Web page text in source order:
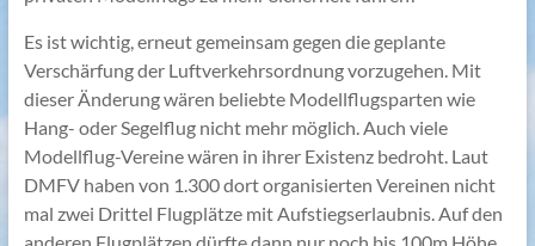
Es ist wichtig, erneut gemeinsam gegen die geplante
Verschärfung der Luftverkehrsordnung vorzugehen. Mit
dieser Änderung wären beliebte Modellflugsparten wie
Hang- oder Segelflug nicht mehr möglich. Auch viele
Modellflug-Vereine wären in ihrer Existenz bedroht. Laut
DMFV haben von 1.300 dort organisierten Vereinen nicht
mal zwei Drittel Flugplätze mit Aufstiegserlaubnis. Auf den